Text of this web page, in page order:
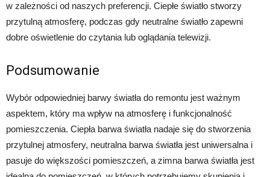
w zależności od naszych preferencji. Ciepłe światło stworzy
przytulną atmosferę, podczas gdy neutralne światło zapewni
dobre oświetlenie do czytania lub oglądania telewizji.
Podsumowanie
Wybór odpowiedniej barwy światła do remontu jest ważnym
aspektem, który ma wpływ na atmosferę i funkcjonalność
pomieszczenia. Ciepła barwa światła nadaje się do stworzenia
przytulnej atmosfery, neutralna barwa światła jest uniwersalna i
pasuje do większości pomieszczeń, a zimna barwa światła jest